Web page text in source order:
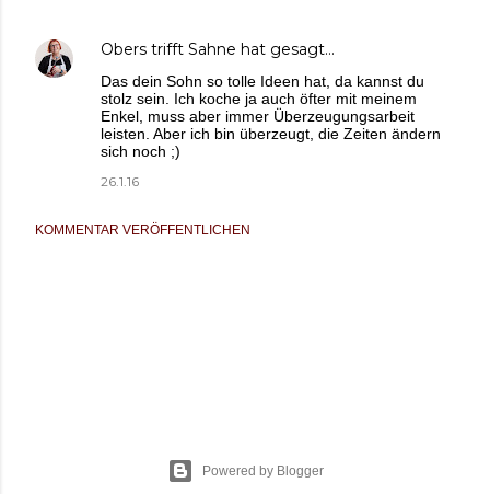
Obers trifft Sahne hat gesagt…
Das dein Sohn so tolle Ideen hat, da kannst du
stolz sein. Ich koche ja auch öfter mit meinem
Enkel, muss aber immer Überzeugungsarbeit
leisten. Aber ich bin überzeugt, die Zeiten ändern
sich noch ;)
26.1.16
KOMMENTAR VERÖFFENTLICHEN
Powered by Blogger